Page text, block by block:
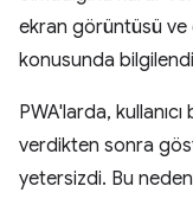
ekran görüntüsü
konusunda
PWA'larda,
verdikten sonra
yetersizdi. Bu